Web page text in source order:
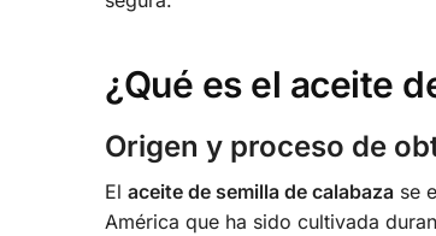
¿Qué es el aceite
Origen y proceso de
El aceite de semilla de calabaza se
América que ha sido cultivada